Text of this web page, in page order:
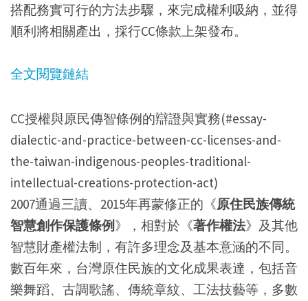
搭配務實可行的方法步驟，來完成權利吸納，並得
順利將相關產出，採行CC條款上架發布。
全文閱覽鏈結
CC授權與原民傳智條例的辯證與實務(#essay-
dialectic-and-practice-between-cc-licenses-and-
the-taiwan-indigenous-peoples-traditional-
intellectual-creations-protection-act)
2007通過三讀、2015年再蒙修正的《原住民族傳統
智慧創作保護條例》，相對於《著作權法》及其他
智慧財產權法制，有許多理念及基本意涵的不同。
數百年來，台灣原住民族的文化成果表達，包括音
樂舞蹈、古調歌謠、傳統章紋、工法技藝等，多數